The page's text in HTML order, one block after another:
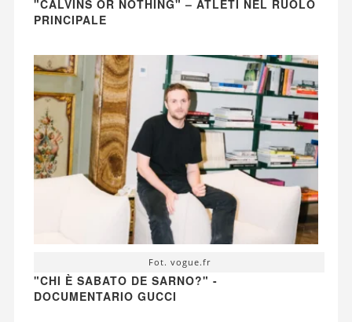
"CALVINS OR NOTHING" – ATLETI NEL RUOLO
PRINCIPALE
Fot. vogue.fr
"CHI È SABATO DE SARNO?" -
DOCUMENTARIO GUCCI